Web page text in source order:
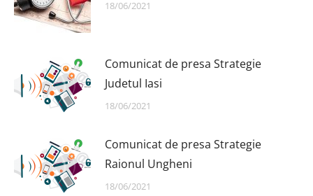
18/06/2021
Comunicat de presa Strategie
Judetul Iasi
18/06/2021
Comunicat de presa Strategie
Raionul Ungheni
18/06/2021